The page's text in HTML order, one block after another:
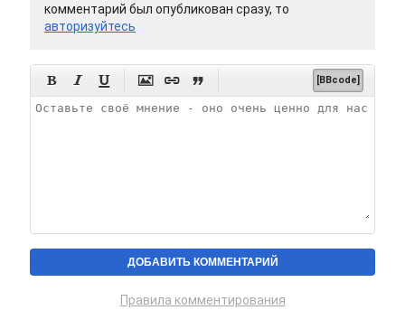
комментарий был опубликован сразу, то
авторизуйтесь
      [BBcode]
Правила комментирования